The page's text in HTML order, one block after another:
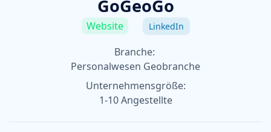
GoGeoGo
Website LinkedIn
Branche:
Personalwesen Geobranche
Unternehmensgröße:
1-10 Angestellte